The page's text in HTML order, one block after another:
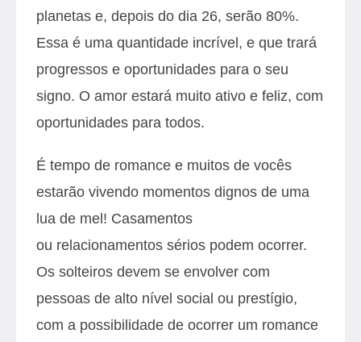
planetas e, depois do dia 26, serão 80%.
Essa é uma quantidade incrível, e que trará
progressos e oportunidades para o seu
signo. O amor estará muito ativo e feliz, com
oportunidades para todos.
É tempo de romance e muitos de vocês
estarão vivendo momentos dignos de uma
lua de mel! Casamentos
ou relacionamentos sérios podem ocorrer.
Os solteiros devem se envolver com
pessoas de alto nível social ou prestígio,
com a possibilidade de ocorrer um romance